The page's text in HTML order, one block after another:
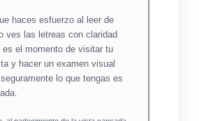
haces esfuerzo al leer de
ves las letreas con claridad
es el momento de visitar tu
y hacer un examen visual
lo que tengas es